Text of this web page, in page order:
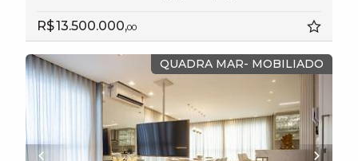
R$ 13.500.000,00
QUADRA MAR- MOBILIADO